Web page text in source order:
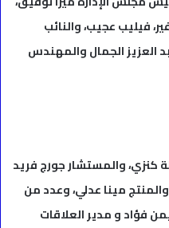
فيليب عجيب، والنائب
العزيز الجمال والمهندس
كنزي، والمستشار جورج فريد
مينا عدلي، وعدد من
فؤاد و مدير العلاقات